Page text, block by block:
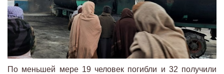
По меньшей мере 19 человек погибли и 32 получили